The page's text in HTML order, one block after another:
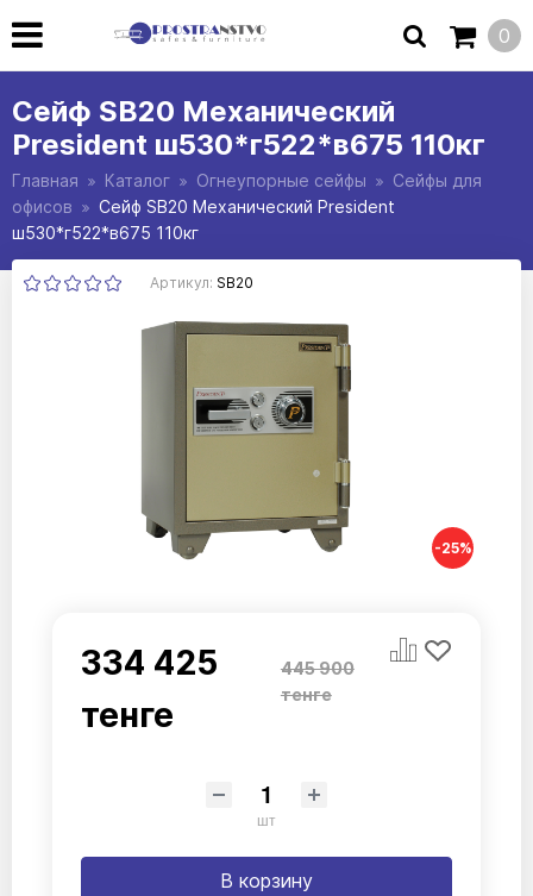
0
Сейф SB20 Механический
President ш530*г522*в675 110кг
Главная Каталог Огнеупорные сейфы
Сейфы для
офисов
Сейф SB20 Механический President
ш530*г522*в675 110кг
Артикул: SB20
-25%
334 425
тенге
445 900
тенге
шт
В корзину